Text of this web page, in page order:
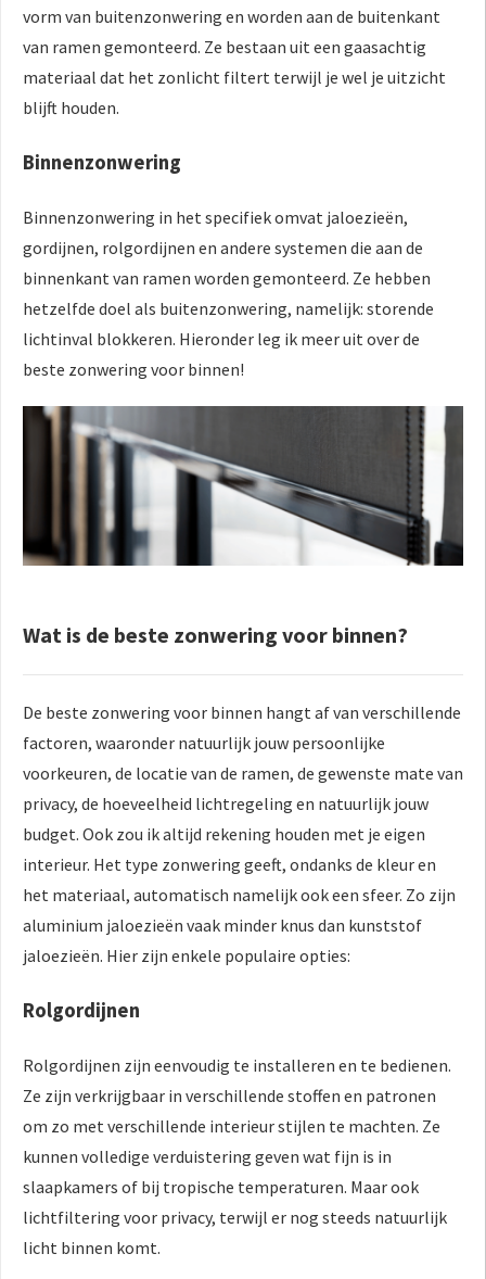
vorm van buitenzonwering en worden aan de buitenkant
van ramen gemonteerd. Ze bestaan uit een gaasachtig
materiaal dat het zonlicht filtert terwijl je wel je uitzicht
blijft houden.
Binnenzonwering
Binnenzonwering in het specifiek omvat jaloezieën,
gordijnen, rolgordijnen en andere systemen die aan de
binnenkant van ramen worden gemonteerd. Ze hebben
hetzelfde doel als buitenzonwering, namelijk: storende
lichtinval blokkeren. Hieronder leg ik meer uit over de
beste zonwering voor binnen!
Wat is de beste zonwering voor binnen?
De beste zonwering voor binnen hangt af van verschillende
factoren, waaronder natuurlijk jouw persoonlijke
voorkeuren, de locatie van de ramen, de gewenste mate van
privacy, de hoeveelheid lichtregeling en natuurlijk jouw
budget. Ook zou ik altijd rekening houden met je eigen
interieur. Het type zonwering geeft, ondanks de kleur en
het materiaal, automatisch namelijk ook een sfeer. Zo zijn
aluminium jaloezieën vaak minder knus dan kunststof
jaloezieën. Hier zijn enkele populaire opties:
Rolgordijnen
Rolgordijnen zijn eenvoudig te installeren en te bedienen.
Ze zijn verkrijgbaar in verschillende stoffen en patronen
om zo met verschillende interieur stijlen te machten. Ze
kunnen volledige verduistering geven wat fijn is in
slaapkamers of bij tropische temperaturen. Maar ook
lichtfiltering voor privacy, terwijl er nog steeds natuurlijk
licht binnen komt.